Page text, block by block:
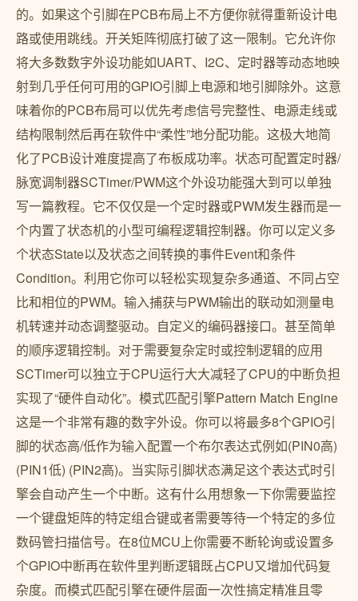
的。如果这个引脚在PCB布局上不方便你就得重新设计电
路或使用跳线。开关矩阵彻底打破了这一限制。它允许你
将大多数数字外设功能如UART、I2C、定时器等动态地映
射到几乎任何可用的GPIO引脚上电源和地引脚除外。这意
味着你的PCB布局可以优先考虑信号完整性、电源走线或
结构限制然后再在软件中“柔性”地分配功能。这极大地简
化了PCB设计难度提高了布板成功率。状态可配置定时器/
脉宽调制器SCTimer/PWM这个外设功能强大到可以单独
写一篇教程。它不仅仅是一个定时器或PWM发生器而是一
个内置了状态机的小型可编程逻辑控制器。你可以定义多
个状态State以及状态之间转换的事件Event和条件
Condition。利用它你可以轻松实现复杂多通道、不同占空
比和相位的PWM。输入捕获与PWM输出的联动如测量电
机转速并动态调整驱动。自定义的编码器接口。甚至简单
的顺序逻辑控制。对于需要复杂定时或控制逻辑的应用
SCTimer可以独立于CPU运行大大减轻了CPU的中断负担
实现了“硬件自动化”。模式匹配引擎Pattern Match Engine
这是一个非常有趣的数字外设。你可以将最多8个GPIO引
脚的状态高/低作为输入配置一个布尔表达式例如(PIN0高)
(PIN1低) (PIN2高)。当实际引脚状态满足这个表达式时引
擎会自动产生一个中断。这有什么用想象一下你需要监控
一个键盘矩阵的特定组合键或者需要等待一个特定的多位
数码管扫描信号。在8位MCU上你需要不断轮询或设置多
个GPIO中断再在软件里判断逻辑既占CPU又增加代码复
杂度。而模式匹配引擎在硬件层面一次性搞定精准且零